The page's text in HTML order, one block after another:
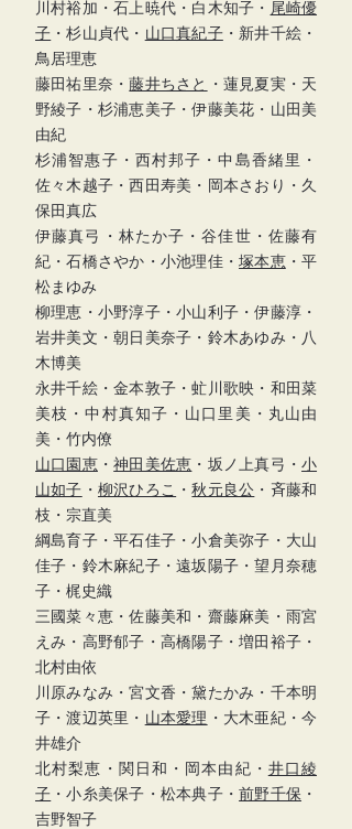
川村裕加・石上暁代・白木知子・ 尾崎優
子 ・杉山貞代・ 山口真紀子・新井千絵・
鳥居理恵
藤田祐里奈・藤井ちさと
・蓮見夏実・天
野綾子・杉浦恵美子・伊藤美花・山田美
由紀
杉浦智惠子・西村邦子・中島香緒里・
佐々木越子・西田寿美・岡本さおり・久
保田真広
伊藤真弓・林たか子・谷佳世・佐藤有
紀・石橋さやか・小池理佳・塚本恵・平
松まゆみ
柳理恵・小野淳子・小山利子・伊藤淳・
岩井美文・朝日美奈子・鈴木あゆみ・八
木博美
永井千絵・金本敦子・虻川歌映・和田菜
美枝・中村真知子・山口里美・丸山由
美・竹内僚
山口園恵・神田美佐恵 ・坂ノ上真弓・小
山如子 ・ 柳沢ひろこ ・秋元良公 ・斉藤和
枝 ・宗直美
綱島育子・平石佳子 ・小倉美弥子 ・ 大山
佳子 ・ 鈴木麻紀子・遠坂陽子 ・望月奈穂
子 ・梶史織
三國菜々恵・佐藤美和・齋藤麻美・雨宮
えみ ・高野郁子 ・高橋陽子・増田裕子・
北村由依
川原みなみ・宮文香・黛たかみ ・ 千本明
子・渡辺英里・ 山本愛理 ・大木亜紀・今
井雄介
北村梨恵・関日和・岡本由紀・ 井口綾
子 ・小糸美保子・松本典子・前野千保 ・
吉野智子